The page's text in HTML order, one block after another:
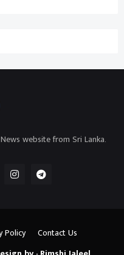
website from Sri Lanka.
Policy Contact Us